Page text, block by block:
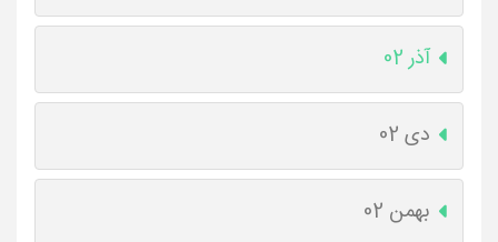
آذر 02
دی 02
بهمن 02